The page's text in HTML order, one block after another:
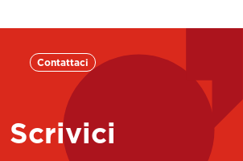
Contattaci
Scrivici